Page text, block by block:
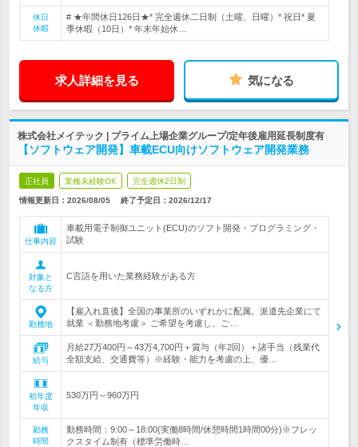
休日
休暇
# ★年間休日126日★* 完全週休二日制（土曜、日曜）* 祝日* 夏
季休暇（10日）* 年末年始休…
求人詳細を見る 気になる
株式会社メイテック | プライム上場企業グループ/定年後雇用延長制度有
【ソフトウェア開発】車載ECU向けソフトウェア開発業務
正社員 業種未経験OK 完全週休2日制
情報更新日：2026/08/05 終了予定日： 2026/12/17
仕事内容
車載用電子制御ユニット(ECU)のソフト開発・プログラミング・
試験
対象と
なる方
C言語を用いた業務経験がある方
勤務地
【雇入れ直後】全国の事業所のいずれかに配属。派遣先企業にて
就業 ＜勤務地考慮＞ ご希望を考慮し、ご…
給与
月給27万400円～43万4,700円＋賞与（年2回）＋諸手当（残業代
全額支給、交通費等）※経験・能力を考慮の上、優…
初年度
年収
530万円～960万円
勤務
時間
勤務時間：9:00～18:00(実働8時間/休憩時間1時間00分)※フレッ
クスタイム制有（標準労働時…